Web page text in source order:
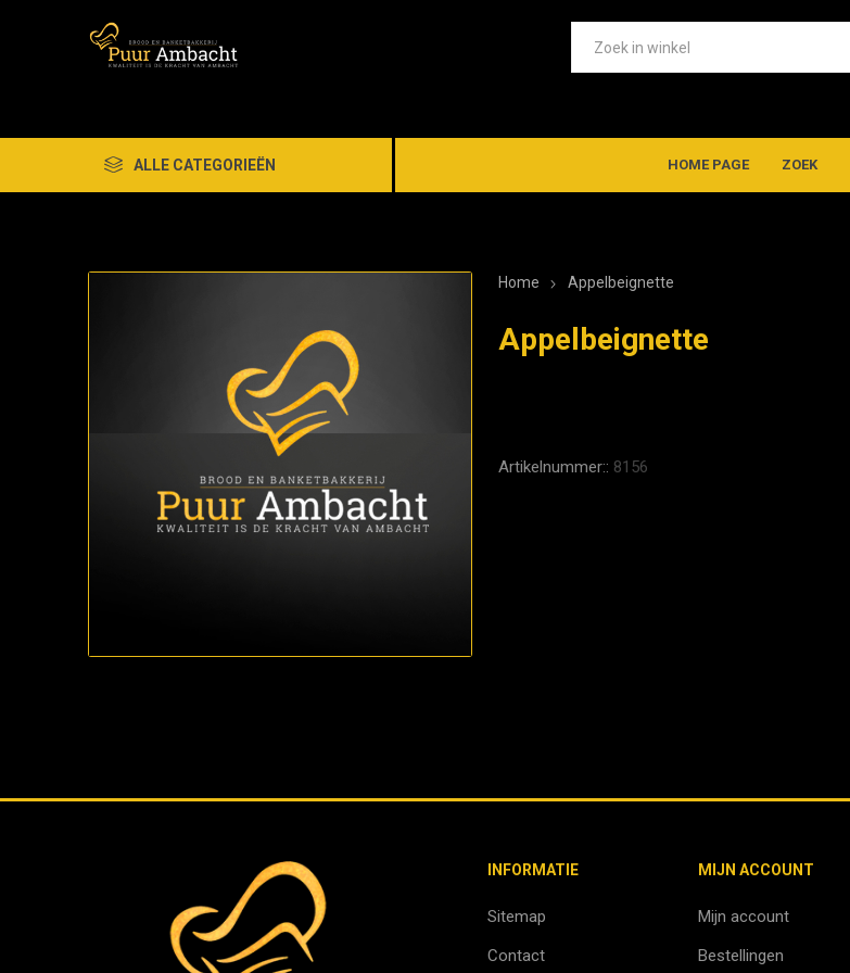
ALLE CATEGORIEËN HOME PAGE ZOEK
Home Appelbeignette
Appelbeignette
Artikelnummer:: 8156
INFORMATIE
Sitemap
Contact
MIJN ACCOUNT
Mijn account
Bestellingen